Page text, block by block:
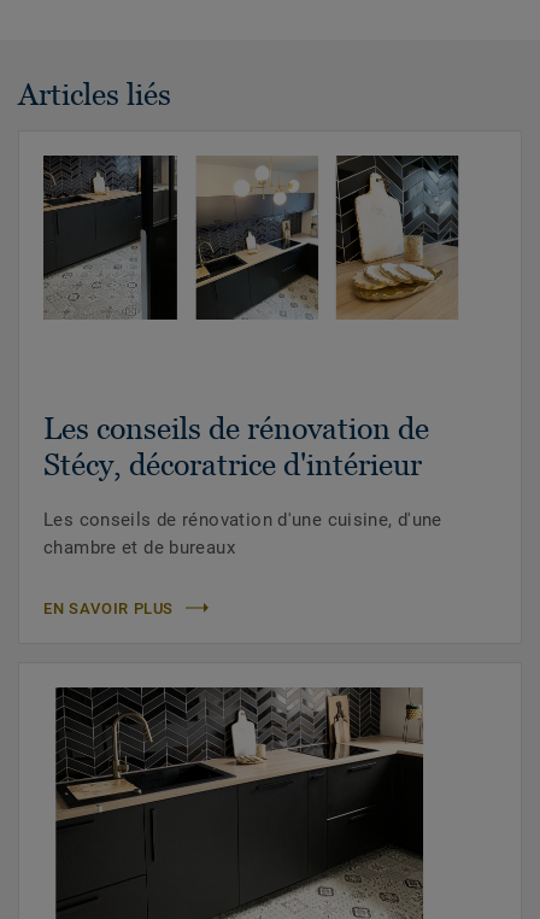
Articles liés
Les conseils de rénovation de
Stécy, décoratrice d'intérieur
Les conseils de rénovation d'une cuisine, d'une
chambre et de bureaux
EN SAVOIR PLUS